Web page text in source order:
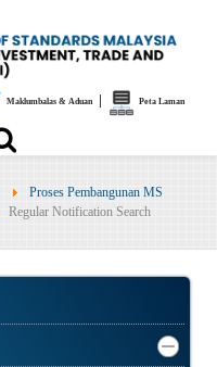
Maklumbalas & Aduan| Peta Laman
Proses Pembangunan MS
Regular Notification Search